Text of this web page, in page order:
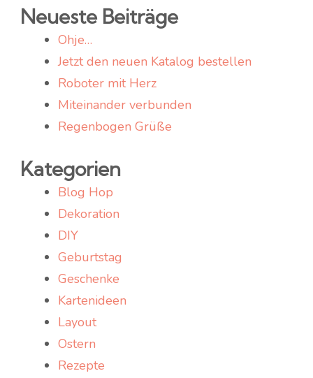
Neueste Beiträge
Ohje…
Jetzt den neuen Katalog bestellen
Roboter mit Herz
Miteinander verbunden
Regenbogen Grüße
Kategorien
Blog Hop
Dekoration
DIY
Geburtstag
Geschenke
Kartenideen
Layout
Ostern
Rezepte